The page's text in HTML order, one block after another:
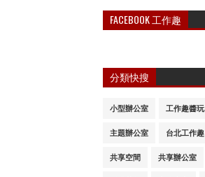
FACEBOOK 工作趣
分類快搜
小型辦公室 工作趣醬玩
主題辦公室 台北工作趣
共享空間 共享辦公室